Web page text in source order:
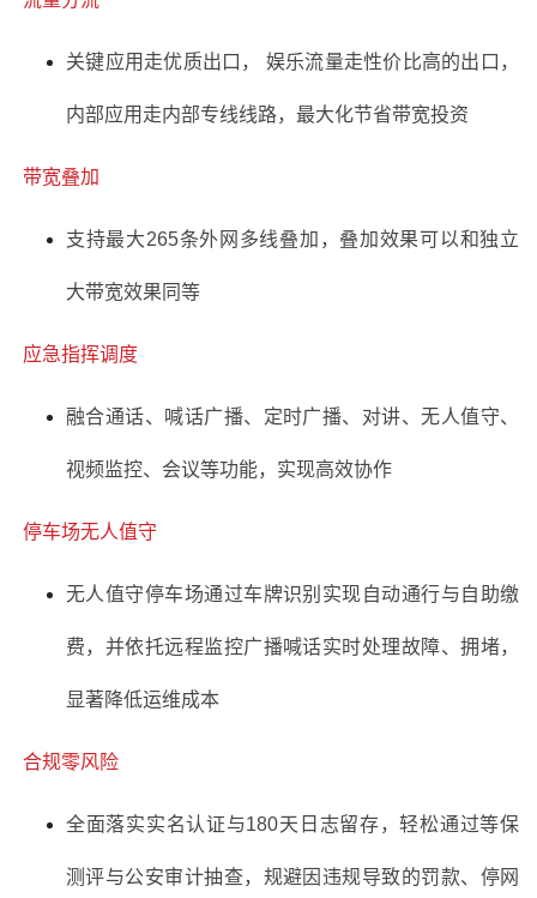
关键应用走优质出口， 娱乐流量走性价比高的出口，
内部应用走内部专线线路，最大化节省带宽投资
带宽叠加
支持最大265条外网多线叠加，叠加效果可以和独立
大带宽效果同等
应急指挥调度
融合通话、喊话广播、定时广播、对讲、无人值守、
视频监控、会议等功能，实现高效协作
停车场无人值守
无人值守停车场通过车牌识别实现自动通行与自助缴
费，并依托远程监控广播喊话实时处理故障、拥堵，
显著降低运维成本
合规零风险
全面落实实名认证与180天日志留存，轻松通过等保
测评与公安审计抽查，规避因违规导致的罚款、停网